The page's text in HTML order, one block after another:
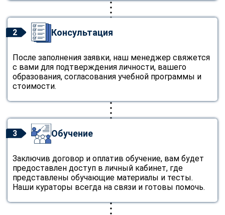
2 Консультация
После заполнения заявки, наш менеджер свяжется
с вами для подтверждения личности, вашего
образования, согласования учебной программы и
стоимости.
3 Обучение
Заключив договор и оплатив обучение, вам будет
предоставлен доступ в личный кабинет, где
представлены обучающие материалы и тесты.
Наши кураторы всегда на связи и готовы помочь.